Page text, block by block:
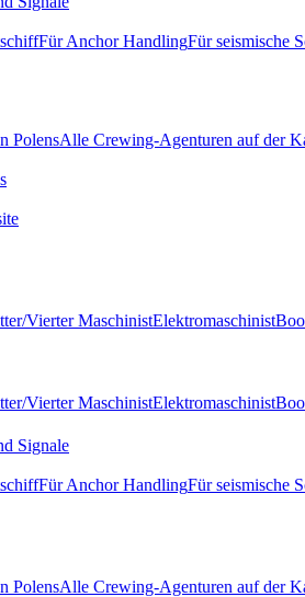
Für Anchor HandlingFür seismische
PolensAlle Crewing-Agenturen auf der
Vierter MaschinistElektromaschinist
Vierter MaschinistElektromaschinist
Signale
Für Anchor HandlingFür seismische
PolensAlle Crewing-Agenturen auf der